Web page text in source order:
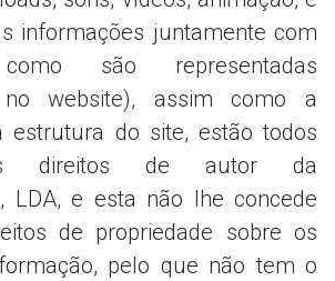
informações juntamente com
são representadas
no website), assim como a
estrutura do site, estão todos
direitos de autor da
LDA, e esta não lhe concede
de propriedade sobre os
pelo que não tem o